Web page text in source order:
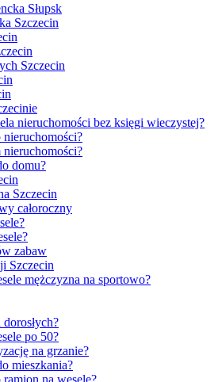
Słupsk
Szczecin
Szczecin
nieruchomości bez księgi wieczystej?
nieruchomości?
domu?
Szczecin
całoroczny
zabaw
Szczecin
mężczyzna na sportowo?
po 50?
na grzanie?
mieszkania?